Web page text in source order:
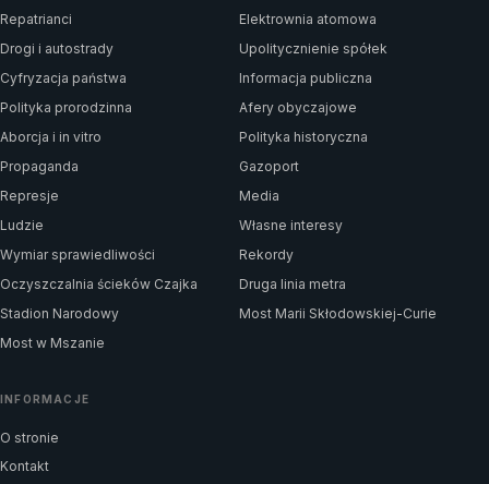
Repatrianci
Elektrownia atomowa
Drogi i autostrady
Upolitycznienie spółek
Cyfryzacja państwa
Informacja publiczna
Polityka prorodzinna
Afery obyczajowe
Aborcja i in vitro
Polityka historyczna
Propaganda
Gazoport
Represje
Media
Ludzie
Własne interesy
Wymiar sprawiedliwości
Rekordy
Oczyszczalnia ścieków Czajka
Druga linia metra
Stadion Narodowy
Most Marii Skłodowskiej-Curie
Most w Mszanie
INFORMACJE
O stronie
Kontakt